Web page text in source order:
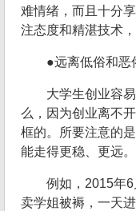
难情绪，而且十分
注态度和精湛技术
●远离低俗和恶
大学生创业容
么，因为创业离不
框的。所要注意的
能走得更稳、更远。
例如，2015年
卖学姐被褥，一天